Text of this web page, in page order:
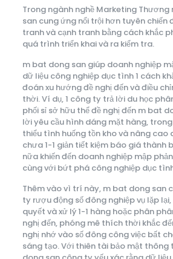
Trong ngành nghề Marketing Thương
san cung ứng nổi trội hơn tuyên chiến
tranh và cạnh tranh bằng cách khắc
quá trình triển khai và ra kiểm tra.
m bat dong san giúp doanh nghiệp
dữ liệu công nghiệp dục tình 1 cách
đoán xu hướng đề nghị đến và điều
thời. Ví dụ, 1 công ty trả lời du học
phối sỉ sở hữu thể đề nghị đến m bat
lời yêu cầu hình dáng mặt hàng,
thiểu tình huống tồn kho và nâng cao
chưa 1-1 giản tiết kiệm báo giá thành
nữa khiến đến doanh nghiệp mập
cùng với bứt phá công nghiệp dục
Thêm vào vì trí này, m bat dong san
ty rượu động số đông nghiệp vụ lặp
quyết và xử lý 1-1 hàng hoặc phân
nghị đến, phóng mê thích thời khắc
nghị nhớ vào số đông công việc bất
sáng tạo. Với thiên tài bảo mật thông